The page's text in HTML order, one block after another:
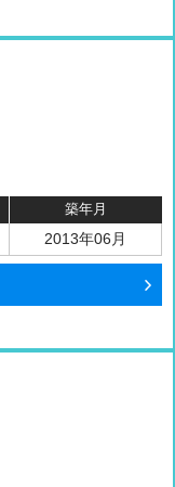
築年月
2013年06月